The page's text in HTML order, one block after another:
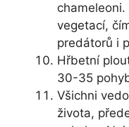
vegetací,
predátorů i
Hřbetní
30-35
Všichni
života,